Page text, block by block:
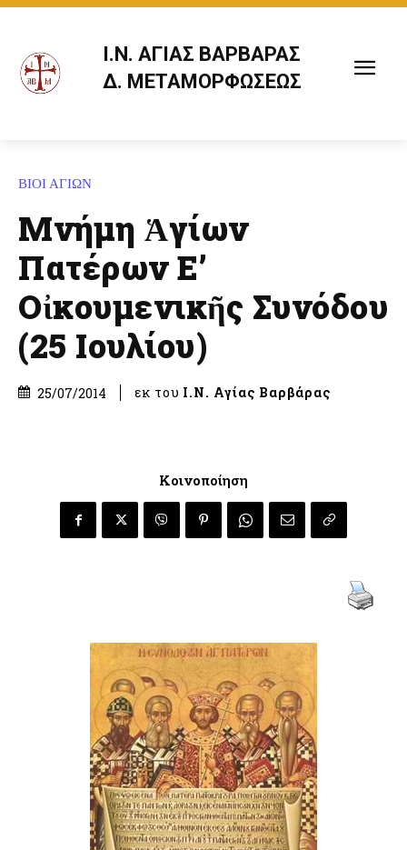
Ι.Ν. ΑΓΙΑΣ ΒΑΡΒΑΡΑΣ
Δ. ΜΕΤΑΜΟΡΦΩΣΕΩΣ
ΒΙΟΙ ΑΓΙΩΝ
Μνήμη Ἁγίων
Πατέρων Ε’
Οἰκουμενικῆς Συνόδου
(25 Ιουλίου)
25/07/2014 εκ του Ι.Ν. Αγίας Βαρβάρας
Κοινοποίηση